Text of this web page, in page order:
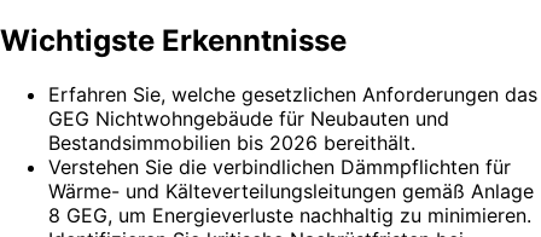
Wichtigste Erkenntnisse
Erfahren Sie, welche gesetzlichen Anforderungen das
GEG Nichtwohngebäude für Neubauten und
Bestandsimmobilien bis 2026 bereithält.
Verstehen Sie die verbindlichen Dämmpflichten für
Wärme- und Kälteverteilungsleitungen gemäß Anlage
8 GEG, um Energieverluste nachhaltig zu minimieren.